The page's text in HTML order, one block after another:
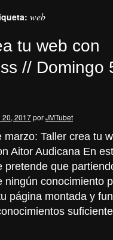
web
tu web con
// Domingo
20, 2017porJMTubet
marzo: Taller crea tu
Aitor Audicana En
pretende que
ningún conocimiento
página montada y